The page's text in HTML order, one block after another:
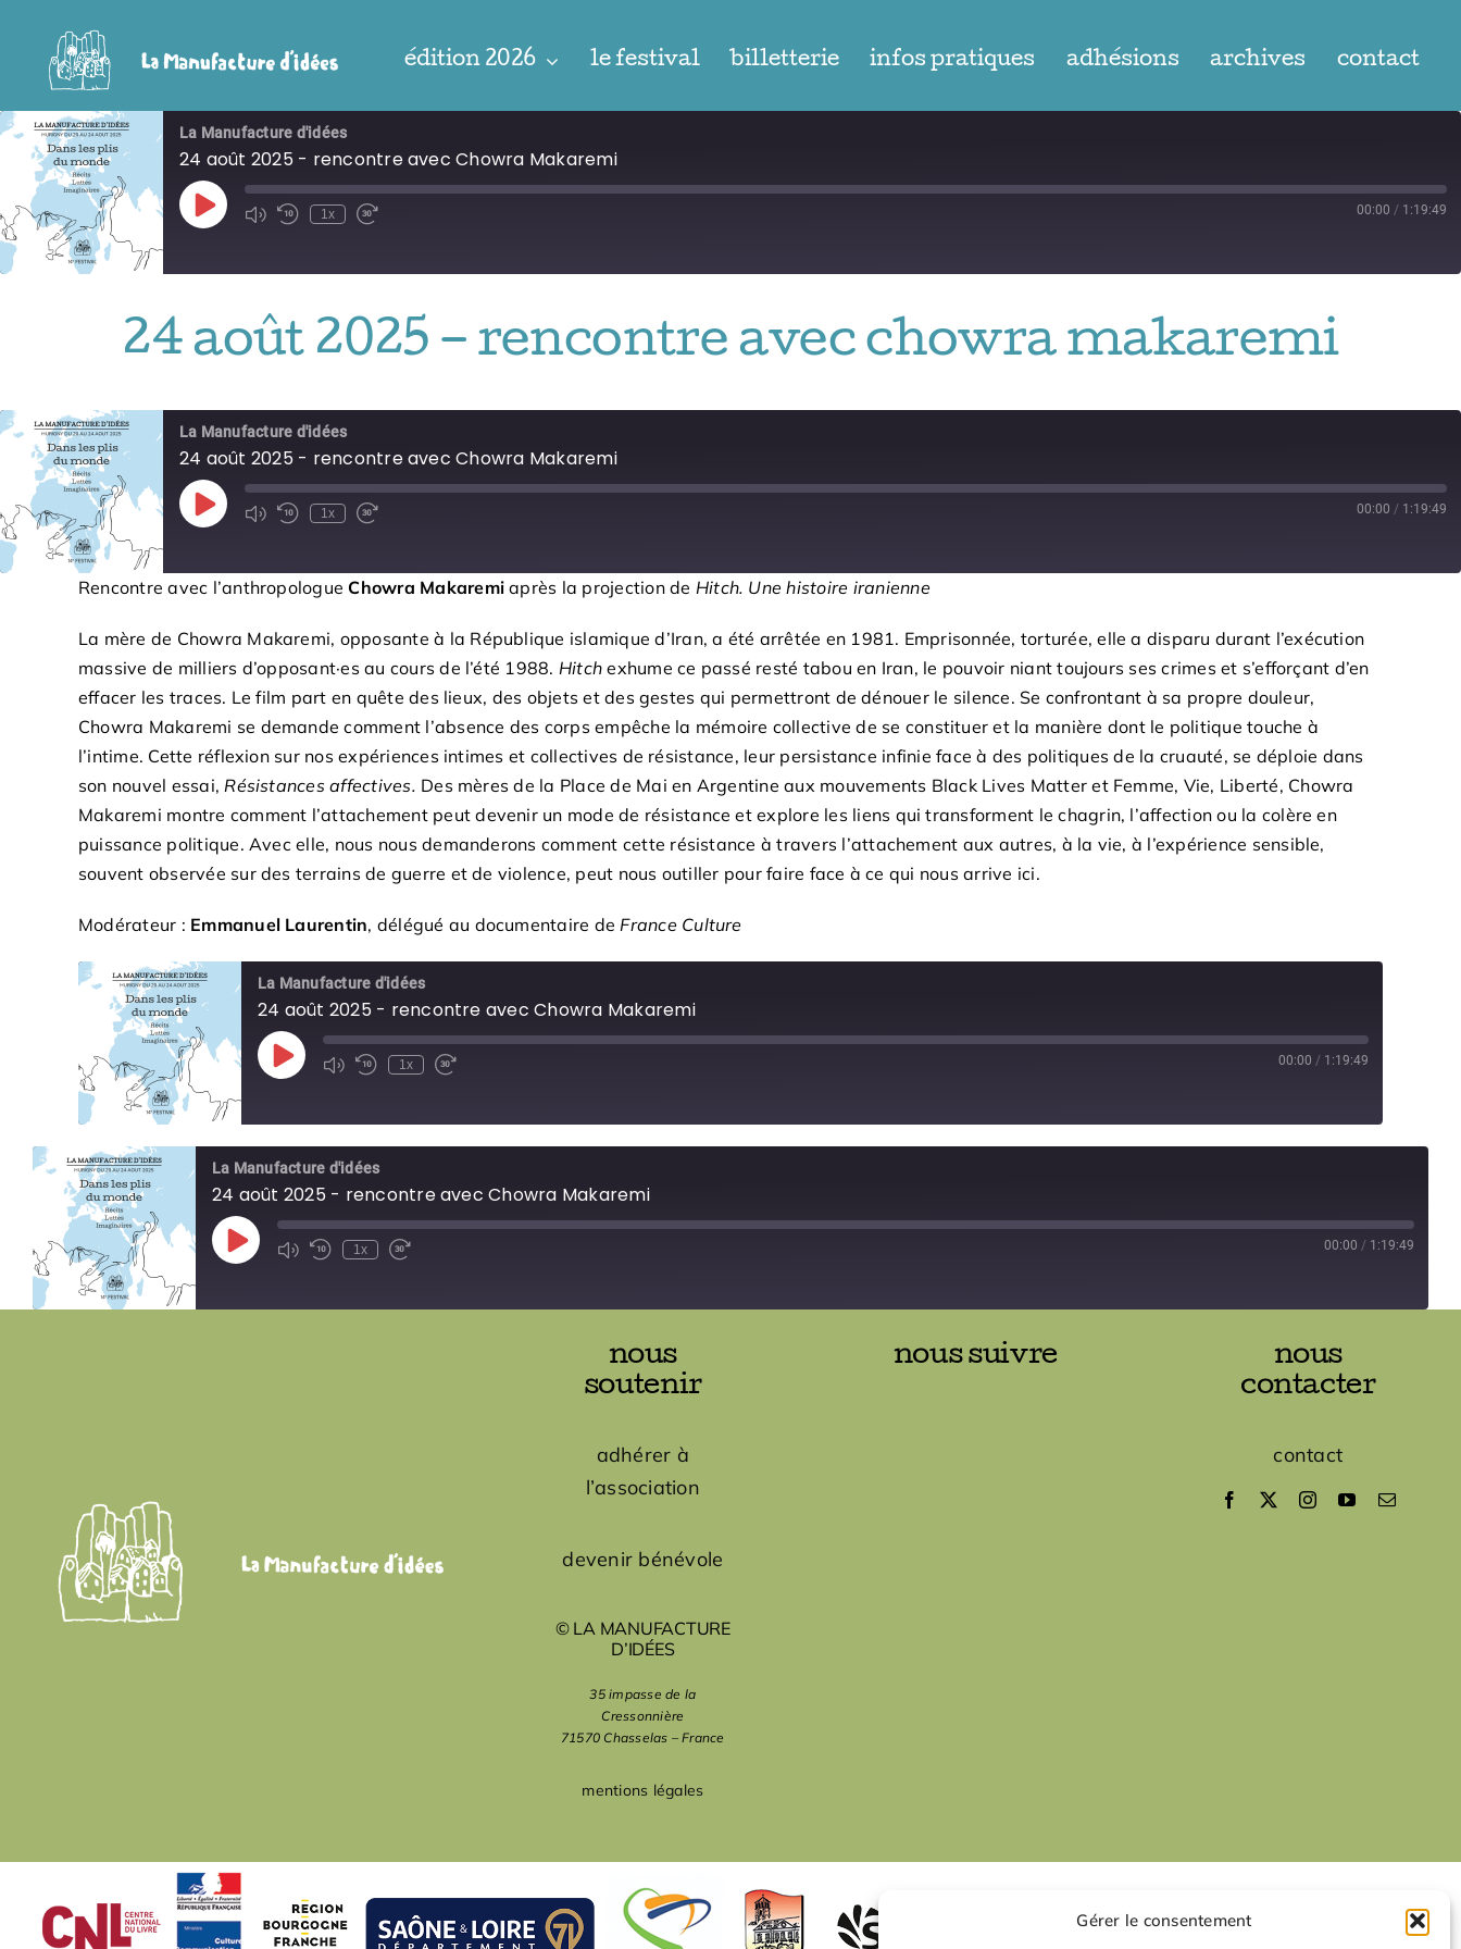
Gérer le consentement
contenu
édition 2026 le festival billetterie infos pratiques adhésions archives contact
La Manufacture d'idées
24 août 2025 - rencontre avec Chowra Makaremi
Play
Episode
1x 00:00 / 1:19:49
24 août 2025 – rencontre avec chowra makaremi
La Manufacture d'idées
24 août 2025 - rencontre avec Chowra Makaremi
Play
Episode
1x 00:00 / 1:19:49
Rencontre avec l’anthropologueChowra Makaremi après la projection de Hitch. Une histoire iranienne
La mère de Chowra Makaremi, opposante à la République islamique d’Iran, a été arrêtée en 1981. Emprisonnée, torturée, elle a disparu durant l’exécution
massive de milliers d’opposant·es au cours de l’été 1988. Hitch exhume ce passé resté tabou en Iran, le pouvoir niant toujours ses crimes et s’efforçant d’en
effacer les traces. Le film part en quête des lieux, des objets et des gestes qui permettront de dénouer le silence. Se confrontant à sa propre douleur,
Chowra Makaremi se demande comment l’absence des corps empêche la mémoire collective de se constituer et la manière dont le politique touche à
l’intime. Cette réflexion sur nos expériences intimes et collectives de résistance, leur persistance infinie face à des politiques de la cruauté, se déploie dans
son nouvel essai,Résistances affectives. Des mères de la Place de Mai en Argentine aux mouvements Black Lives Matter et Femme, Vie, Liberté, Chowra
Makaremi montre comment l’attachement peut devenir un mode de résistance et explore les liens qui transforment le chagrin, l’affection ou la colère en
puissance politique. Avec elle, nous nous demanderons comment cette résistance à travers l’attachement aux autres, à la vie, à l’expérience sensible,
souvent observée sur des terrains de guerre et de violence, peut nous outiller pour faire face à ce qui nous arrive ici.
Modérateur : Emmanuel Laurentin, délégué au documentaire deFrance Culture
La Manufacture d'idées
24 août 2025 - rencontre avec Chowra Makaremi
Play
Episode
1x 00:00 / 1:19:49
La Manufacture d'idées
24 août 2025 - rencontre avec Chowra Makaremi
Play
Episode
1x 00:00 / 1:19:49
nous
soutenir
adhérer à
l’association
devenir bénévole
© LA MANUFACTURE
D’IDÉES
35 impasse de la
Cressonnière
71570 Chasselas – France
mentions légales
nous suivre
nous
contacter
contact